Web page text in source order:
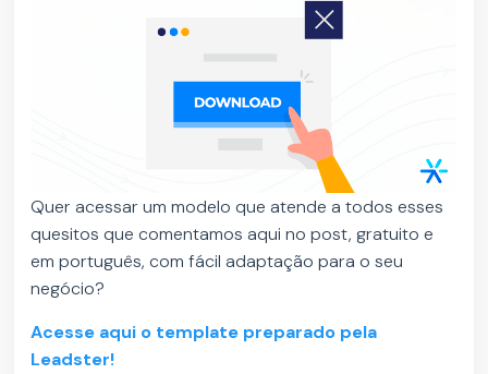
Quer acessar um modelo que atende a todos esses
quesitos que comentamos aqui no post, gratuito e
em português, com fácil adaptação para o seu
negócio?
Acesse aqui o template preparado pela
Leadster!